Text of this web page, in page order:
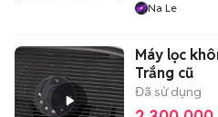
Na Le
Máy lọc
Trắng cũ
Đã sử dụng